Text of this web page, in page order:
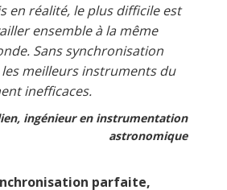
en réalité, le plus difficile est
ensemble à la même
Sans synchronisation
meilleurs instruments du
inefficaces.
ingénieur en instrumentation
astronomique
parfaite,